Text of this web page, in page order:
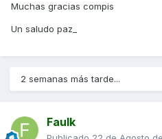
Muchas gracias compis
Un saludo paz_
2 semanas más tarde...
Faulk